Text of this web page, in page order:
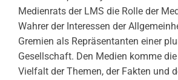
Medienrats der LMS die Rolle der
Wahrer der Interessen der
Gremien als Repräsentanten einer
Gesellschaft. Den Medien komme
Vielfalt der Themen, der Fakten und